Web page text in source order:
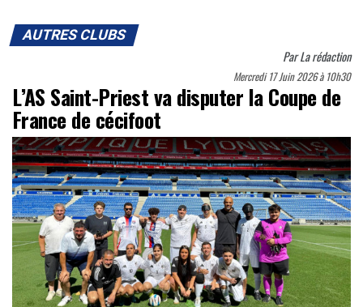
AUTRES CLUBS
ParLa rédaction
Mercredi 17 Juin 2026 à 10h30
L’AS Saint-Priest va disputer la Coupe de
France de cécifoot